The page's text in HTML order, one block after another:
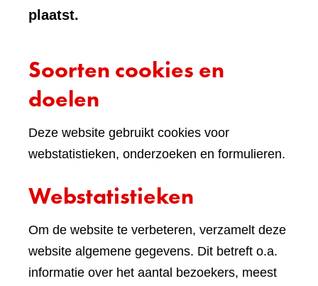
plaatst.
Soorten cookies en
doelen
Deze website gebruikt cookies voor
webstatistieken, onderzoeken en formulieren.
Webstatistieken
Om de website te verbeteren, verzamelt deze
website algemene gegevens. Dit betreft o.a.
informatie over het aantal bezoekers, meest